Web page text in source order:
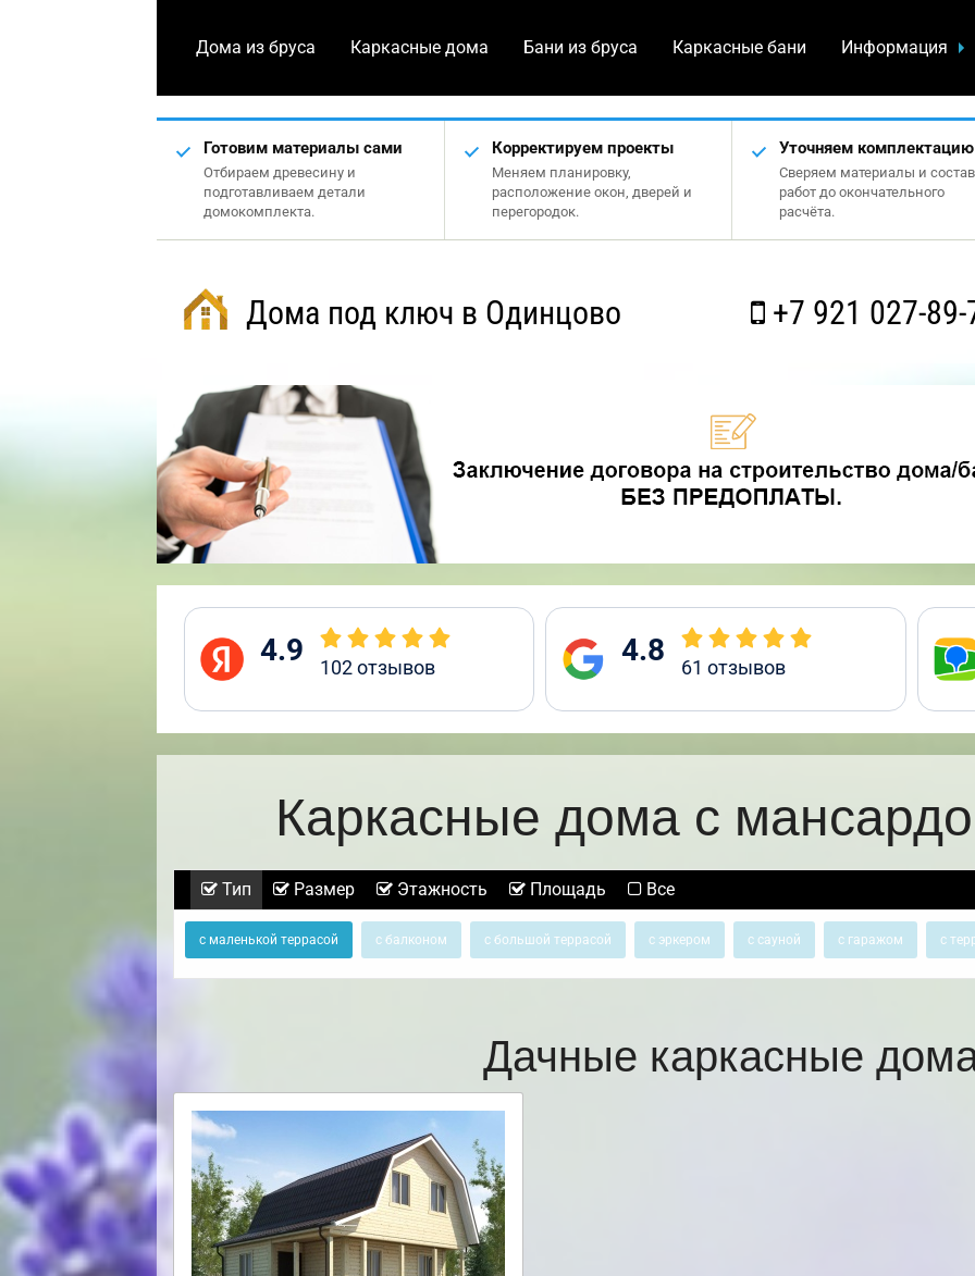
Дома из бруса Каркасные дома Бани из бруса Каркасные бани Информация
Готовим материалы сами
Отбираем древесину и
подготавливаем детали
домокомплекта.
Корректируем проекты
Меняем планировку,
расположение окон, дверей и
перегородок.
Уточняем комплектацию
Сверяем материалы и состав
работ до окончательного
расчёта.
Дома под ключ в Одинцово +7 921 027-89-
4.9 102отзывов 4.8 61 отзывов
Каркасные дома с
Тип Размер Этажность Площадь Все
с маленькой террасой с балконом с большой террасой с эркером с сауной с гаражом с
Дачные каркасные